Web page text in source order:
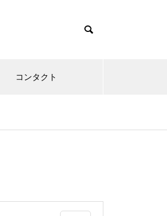
コンタクト